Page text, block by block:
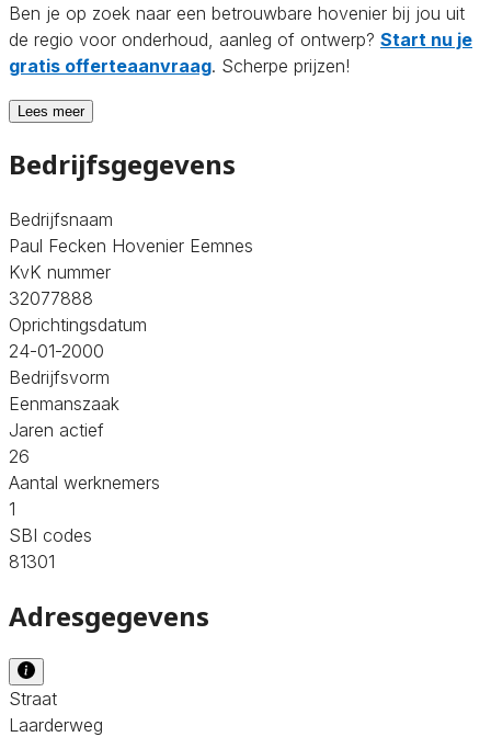
Ben je op zoek naar een betrouwbare hovenier bij jou uit
de regio voor onderhoud, aanleg of ontwerp? Start nu je
gratis offerteaanvraag. Scherpe prijzen!
Lees meer
Bedrijfsgegevens
Bedrijfsnaam
Paul Fecken Hovenier Eemnes
KvK nummer
32077888
Oprichtingsdatum
24-01-2000
Bedrijfsvorm
Eenmanszaak
Jaren actief
26
Aantal werknemers
1
SBI codes
81301
Adresgegevens
Straat
Laarderweg